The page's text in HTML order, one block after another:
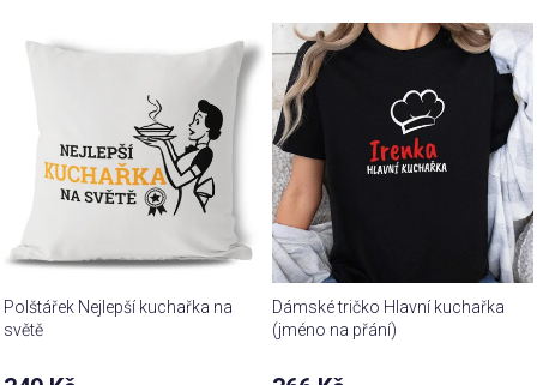
Polštářek Nejlepší kuchařka na
světě
Dámské tričko Hlavní kuchařka
(jméno na přání)